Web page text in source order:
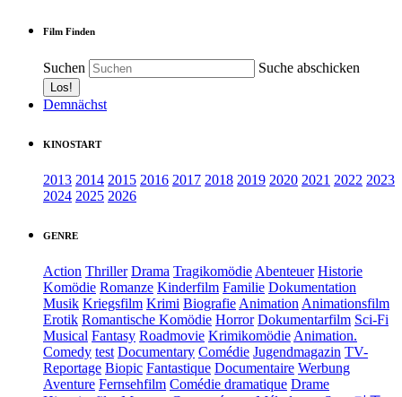
Film Finden
Suchen Suche abschicken
Demnächst
KINOSTART
2013 2014 2015 2016 2017 2018 2019 2020 2021 2022 2023
2024 2025 2026
GENRE
Action Thriller Drama Tragikomödie Abenteuer Historie
Komödie Romanze Kinderfilm Familie Dokumentation
Musik Kriegsfilm Krimi Biografie Animation Animationsfilm
Erotik Romantische Komödie Horror Dokumentarfilm Sci-Fi
Musical Fantasy Roadmovie Krimikomödie Animation.
Comedy test Documentary Comédie Jugendmagazin TV-
Reportage Biopic Fantastique Documentaire Werbung
Aventure Fernsehfilm Comédie dramatique Drame